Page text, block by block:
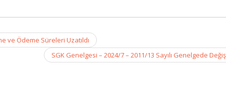
ve Ödeme Süreleri Uzatıldı
SGK Genelgesi – 2024/7 – 2011/13 Sayılı Genelgede